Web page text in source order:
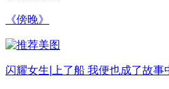
《傍晚》
闪耀女生|上了船 我便也成了故事